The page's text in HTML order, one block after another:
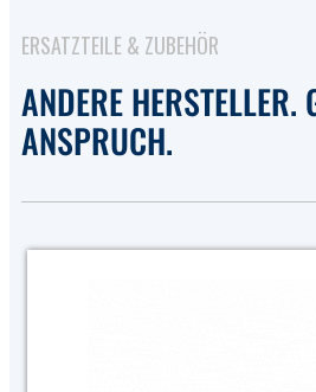
ERSATZTEILE & ZUBEHÖR
ANDERE HERSTELLER.
ANSPRUCH.